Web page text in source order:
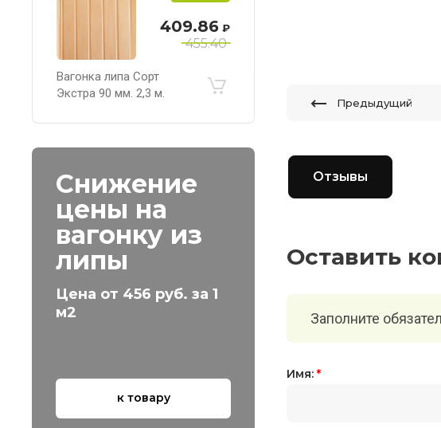
455.40
409.86 ₽
Вагонка липа Сорт
Экстра 90 мм. 2,3 м.
Снижение
цены на
вагонку из
липы
Цена от 456 руб. за 1
м2
к товару
Предыдущий
Отзывы
Оставить
Заполните
Имя: *